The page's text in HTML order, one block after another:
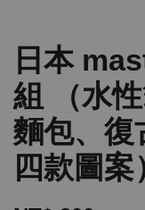
日本
組 （水
麵包、復
四款圖案